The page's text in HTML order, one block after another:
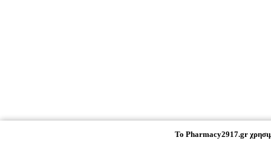
To Pharmacy2917.gr